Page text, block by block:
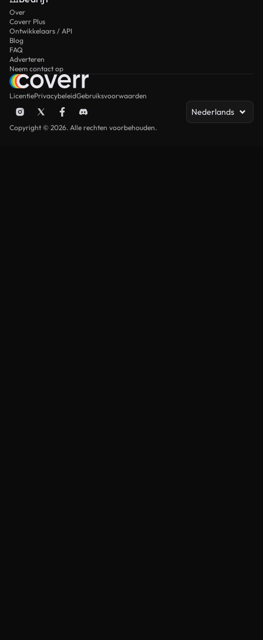
Over
Coverr Plus
Ontwikkelaars / API
Blog
FAQ
Adverteren
Neem contact op
LicentiePrivacybeleidGebruiksvoorwaarden
Nederlands
Copyright © 2026. Alle rechten voorbehouden.